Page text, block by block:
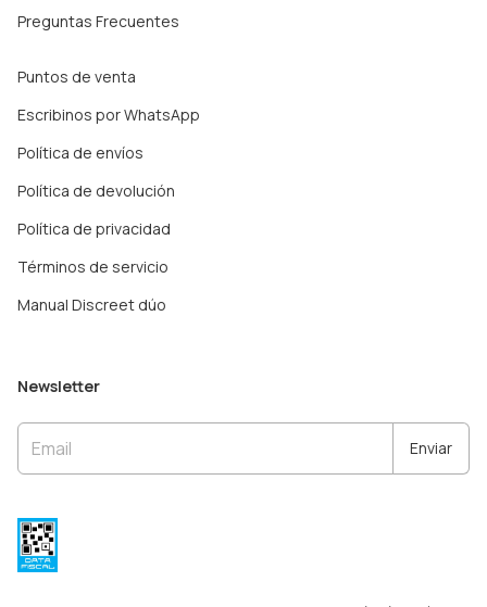
Preguntas Frecuentes
Puntos de venta
Escribinos por WhatsApp
Política de envíos
Política de devolución
Política de privacidad
Términos de servicio
Manual Discreet dúo
Newsletter